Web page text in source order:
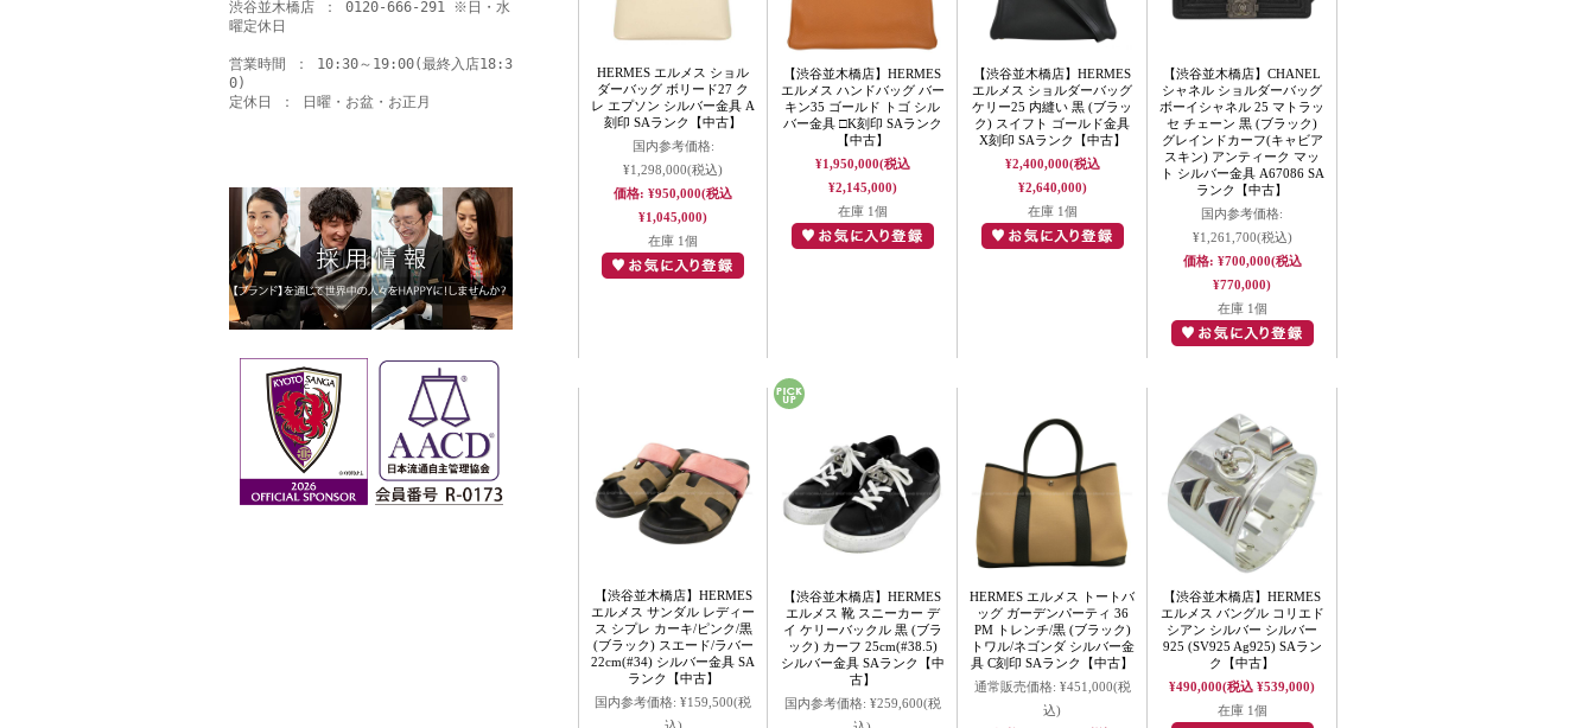
HERMES エルメス ショル
ダーバッグ ボリード27 ク
レ エプソン シルバー金具 A
刻印 SAランク【中古】
国内参考価格:
¥1,298,000(税込)
価格: ¥950,000(税込
¥1,045,000)
在庫 1個
【渋谷並木橋店】HERMES
エルメス ハンドバッグ バー
キン35 ゴールド トゴ シル
バー金具 □K刻印 SAランク
【中古】
¥1,950,000(税込
¥2,145,000)
在庫 1個
【渋谷並木橋店】HERMES
エルメス ショルダーバッグ
ケリー25 内縫い 黒 (ブラッ
ク) スイフト ゴールド金具
X刻印 SAランク【中古】
¥2,400,000(税込
¥2,640,000)
在庫 1個
【渋谷並木橋店】CHANEL
シャネル ショルダーバッグ
ボーイシャネル 25 マトラッ
セ チェーン 黒 (ブラック)
グレインドカーフ(キャビア
スキン) アンティーク マッ
ト シルバー金具 A67086 SA
ランク【中古】
国内参考価格:
¥1,261,700(税込)
価格: ¥700,000(税込
¥770,000)
在庫 1個
【渋谷並木橋店】HERMES
エルメス サンダル レディー
ス シプレ カーキ/ピンク/黒
(ブラック) スエード/ラバー
22cm(#34) シルバー金具 SA
ランク【中古】
国内参考価格: ¥159,500(税
【渋谷並木橋店】HERMES
エルメス 靴 スニーカー デ
イ ケリーバックル 黒 (ブラ
ック) カーフ 25cm(#38.5)
シルバー金具 SAランク【中
古】
国内参考価格: ¥259,600(税
HERMES エルメス トートバ
ッグ ガーデンパーティ 36
PM トレンチ/黒 (ブラック)
トワル/ネゴンダ シルバー金
具 C刻印 SAランク【中古】
通常販売価格: ¥451,000(税
込)
【渋谷並木橋店】HERMES
エルメス バングル コリエド
シアン シルバー シルバー
925 (SV925 Ag925) SAラン
ク【中古】
¥490,000(税込 ¥539,000)
在庫 1個
渋谷並木橋店 ： 0120-666-291 ※日・水
曜定休日
営業時間 ： 10:30～19:00(最終入店18:3
0)
定休日 ： 日曜・お盆・お正月